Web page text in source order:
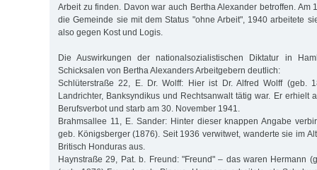
Arbeit zu finden. Davon war auch Bertha Alexander betroffen. Am
die Gemeinde sie mit dem Status "ohne Arbeit", 1940 arbeitete
also gegen Kost und Logis.
Die Auswirkungen der nationalsozialistischen Diktatur in
Schicksalen von Bertha Alexanders Arbeitgebern deutlich:
Schlüterstraße 22, E. Dr. Wolff: Hier ist Dr. Alfred Wolff (geb.
Landrichter, Banksyndikus und Rechtsanwalt tätig war. Er erhielt
Berufsverbot und starb am 30. November 1941.
Brahmsallee 11, E. Sander: Hinter dieser knappen Angabe
geb. Königsberger (1876). Seit 1936 verwitwet, wanderte sie im
Britisch Honduras aus.
Haynstraße 29, Pat. b. Freund: "Freund" – das waren Hermann